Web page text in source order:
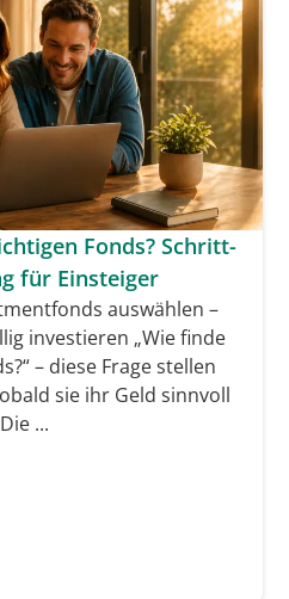
Fonds? Schritt-
für Einsteiger
auswählen –
investieren „Wie finde
– diese Frage stellen
sie ihr Geld sinnvoll
...